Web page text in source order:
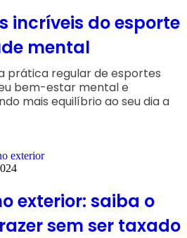
incríveis do esporte
mental
prática regular de esportes
bem-estar mental e
mais equilíbrio ao seu dia a
exterior: saiba o
sem ser taxado